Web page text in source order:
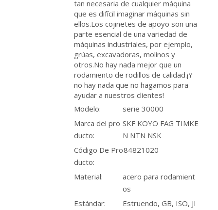
tan necesaria de cualquier máquina
que es difícil imaginar máquinas sin
ellos.Los cojinetes de apoyo son una
parte esencial de una variedad de
máquinas industriales, por ejemplo,
grúas, excavadoras, molinos y
otros.No hay nada mejor que un
rodamiento de rodillos de calidad.¡Y
no hay nada que no hagamos para
ayudar a nuestros clientes!
Modelo:
serie 30000
Marca del pro
ducto:
SKF KOYO FAG TIMKE
N NTN NSK
Código De Pro
ducto:
84821020
Material:
acero para rodamient
os
Estándar:
Estruendo, GB, ISO, JI